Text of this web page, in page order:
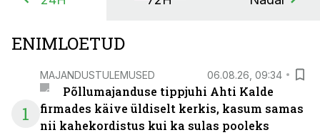
ENIMLOETUD
1
MAJANDUSTULEMUSED 06.08.26, 09:34
Põllumajanduse tippjuhi Ahti Kalde
firmades käive üldiselt kerkis, kasum samas
nii kahekordistus kui ka sulas pooleks